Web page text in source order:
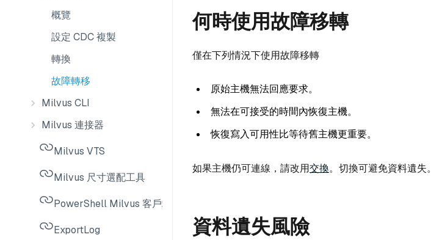
概覽
設定 CDC 複製
轉換
故障轉移
Milvus CLI
Milvus 連接器
Milvus VTS
Milvus 尺寸選配工具
PowerShell Milvus 客戶端
ExportLog
何時使用故障移轉
僅在下列情況下使用故障移轉
原始主機無法回應要求。
無法在可接受的時間內恢復主機。
恢復寫入可用性比等待舊主機更重要。
如果主機仍可連線，請改用交換。切換可避免資料遺失。
資料遺失風險